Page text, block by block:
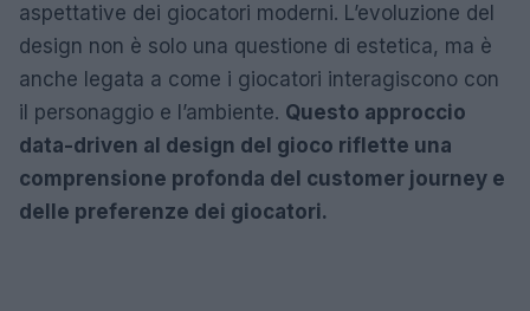
aspettative dei giocatori moderni. L’evoluzione del
design non è solo una questione di estetica, ma è
anche legata a come i giocatori interagiscono con
il personaggio e l’ambiente. Questo approccio
data-driven al design del gioco riflette una
comprensione profonda del customer journey e
delle preferenze dei giocatori.